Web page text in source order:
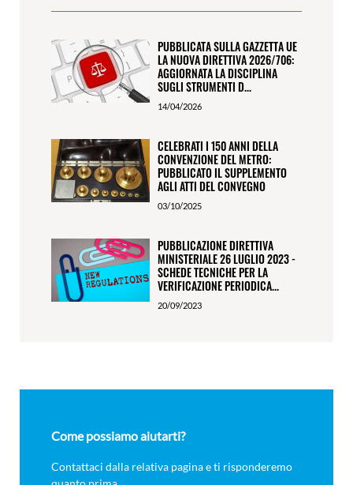
PUBBLICATA SULLA GAZZETTA UE
LA NUOVA DIRETTIVA 2026/706:
AGGIORNATA LA DISCIPLINA
SUGLI STRUMENTI D...
14/04/2026
CELEBRATI I 150 ANNI DELLA
CONVENZIONE DEL METRO:
PUBBLICATO IL SUPPLEMENTO
AGLI ATTI DEL CONVEGNO
03/10/2025
PUBBLICAZIONE DIRETTIVA
MINISTERIALE 26 LUGLIO 2023 -
SCHEDE TECNICHE PER LA
VERIFICAZIONE PERIODICA...
20/09/2023
Come possiamo aiutarti?
Contattaci dalla relativa pagina e ti risponderemo